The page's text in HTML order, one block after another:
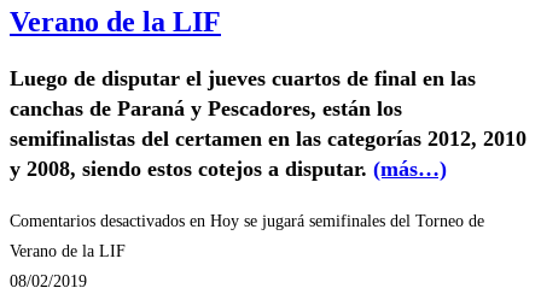
Verano de la LIF
Luego de disputar el jueves cuartos de final en las
canchas de Paraná y Pescadores, están los
semifinalistas del certamen en las categorías 2012, 2010
y 2008, siendo estos cotejos a disputar. (más…)
Comentarios desactivados en Hoy se jugará semifinales del Torneo de
Verano de la LIF
08/02/2019